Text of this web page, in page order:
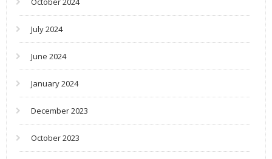
July 2024
June 2024
January 2024
December 2023
October 2023